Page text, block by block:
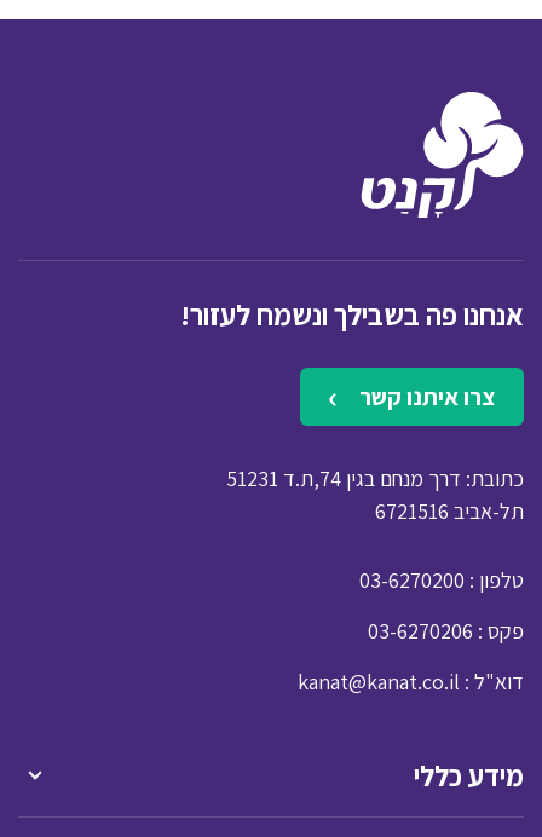
אנחנו פה בשבילך ונשמח לעזור!
צרו איתנו קשר
כתובת: דרך מנחם בגין 74,ת.ד 51231
תל-אביב 6721516
03-6270200
: טלפון
03-6270206 : פקס
kanat@kanat.co.il : דוא"ל
מידע כללי